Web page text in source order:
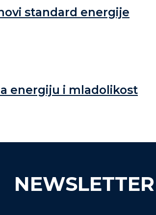
standard energije
energiju i mladolikost
NEWSLETTER